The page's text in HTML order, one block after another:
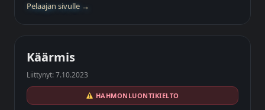
Pelaajan sivulle →
Käärmis
Liittynyt: 7.10.2023
HAHMONLUONTIKIELTO